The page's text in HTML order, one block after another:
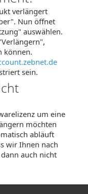
verlängert
Nun öffnet
auswählen.
können.
sein.
um eine
möchten
abläuft
wir Ihnen nach
auch nicht